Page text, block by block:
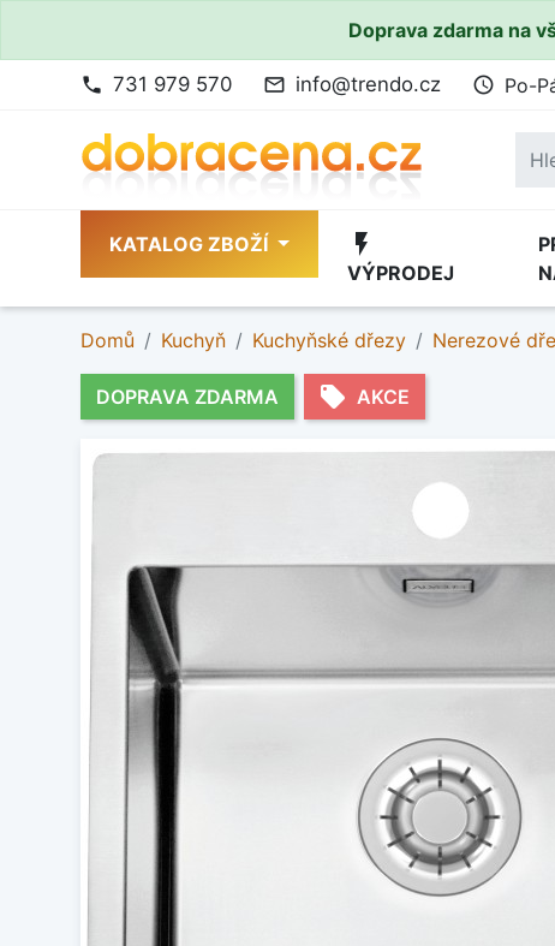
Doprava zdarma na
phone 731 979 570 mail_outline info@trendo.cz access_time Po-
KATALOG ZBOŽÍ flash_on
VÝPRODEJ
Domů Kuchyň Kuchyňské dřezy Nerezové
DOPRAVA ZDARMA local_offer AKCE